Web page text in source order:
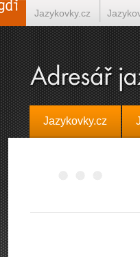
Jazykovky.cz
Jazykovky.cz
Španělština on-line